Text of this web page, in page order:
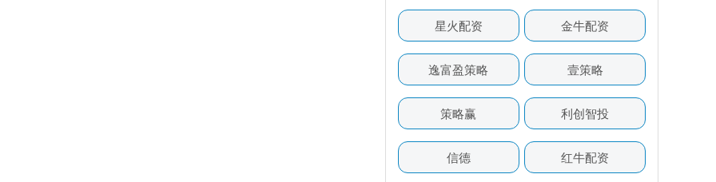
星火配资 金牛配资
逸富盈策略 壹策略
策略赢 利创智投
信德 红牛配资